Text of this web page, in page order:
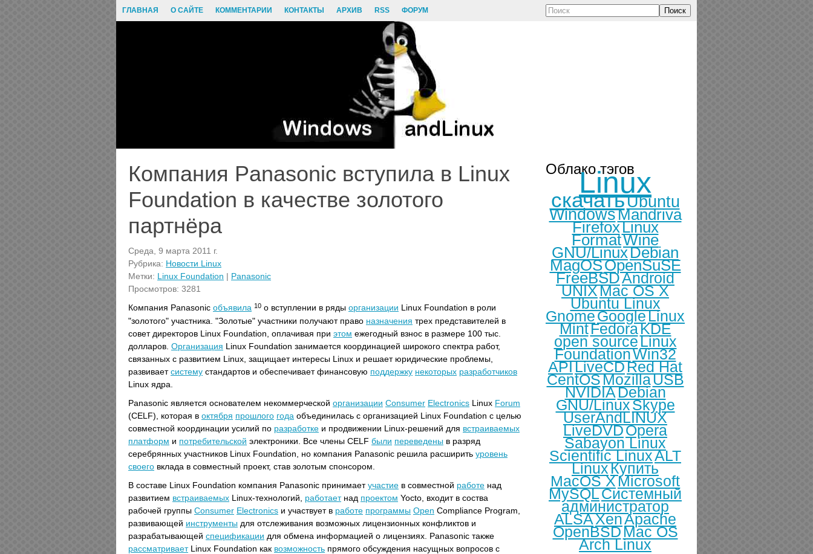
ГЛАВНАЯ О САЙТЕ КОММЕНТАРИИ КОНТАКТЫ АРХИВ RSS ФОРУМ Поиск
Компания Panasonic вступила в Linux
Foundation в качестве золотого
партнёра
Среда, 9 марта 2011 г.
Рубрика: Новости Linux
Метки: Linux Foundation | Panasonic
Просмотров: 3281
Компания Panasonic объявила 10 о вступлении в ряды организации Linux Foundation в роли
"золотого" участника. "Золотые" участники получают право назначения трех представителей в
совет директоров Linux Foundation, оплачивая при этом ежегодный взнос в размере 100 тыс.
долларов. Организация Linux Foundation занимается координацией широкого спектра работ,
связанных с развитием Linux, защищает интересы Linux и решает юридические проблемы,
развиваетсистему стандартов и обеспечивает финансовую поддержку некоторых разработчиков
Linux ядра.
Panasonic является основателем некоммерческой организации Consumer Electronics Linux Forum
(CELF), которая в октября прошлого года объединилась с организацией Linux Foundation с целью
совместной координации усилий по разработке и продвижении Linux-решений для встраиваемых
платформ и потребительской электроники. Все члены CELF были переведены в разряд
серебрянных участников Linux Foundation, но компания Panasonic решила расширить уровень
своего вклада в совместный проект, став золотым спонсором.
В составе Linux Foundation компания Panasonic принимаетучастие в совместной работе над
развитием встраиваемых Linux-технологий, работаетнад проектом Yocto, входит в соства
рабочей группы Consumer Electronics и участвует в работе программы Open Compliance Program,
развивающей инструменты для отслеживания возможных лицензионных конфликтов и
разрабатывающей спецификации для обмена информацией о лицензиях. Panasonic также
рассматриваетLinux Foundation как возможность прямого обсуждения насущных вопросов с
Облако тэгов
Linux
скачатьUbuntu
WindowsMandriva
FirefoxLinux
FormatWine
GNU/LinuxDebian
MagOSOpenSuSE
FreeBSDAndroid
UNIXMac OS X
Ubuntu Linux
GnomeGoogleLinux
MintFedoraKDE
open sourceLinux
FoundationWin32
APILiveCDRed Hat
CentOSMozillaUSB
NVIDIADebian
GNU/LinuxSkype
UserAndLINUX
LiveDVDOpera
Sabayon Linux
Scientific LinuxALT
LinuxКупить
MacOS XMicrosoft
MySQLСистемный
администратор
ALSAXenApache
OpenBSD Mac OS
Arch Linux